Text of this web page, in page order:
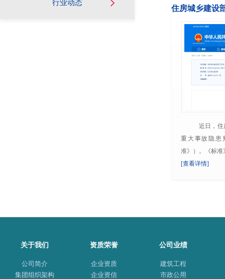
行业动态
住房城乡建设
事故
近日，住
重大事故隐患
准》）。《标准
[查看详情]
关于我们
公司简介
集团组织架构
资质荣誉
企业资质
企业资信
公司业绩
建筑工程
市政公用